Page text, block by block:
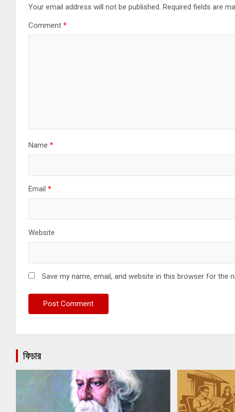
Your email address will not be published. Required fields are
Comment *
Name *
Email *
Website
Save my name, email, and website in this browser for the
ফিচার